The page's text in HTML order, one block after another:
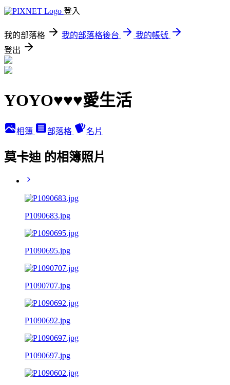
登入
我的部落格 我的部落格後台
我的帳號
登出
YOYO♥♥♥愛生活
相簿 部落格 名片
莫卡迪 的相簿照片
P1090683.jpg
P1090695.jpg
P1090707.jpg
P1090692.jpg
P1090697.jpg